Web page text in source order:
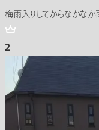
梅雨入りしてからなかな
2